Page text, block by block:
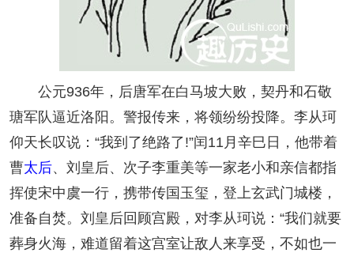
公元936年，后唐军在白马坡大败，契丹和石敬
瑭军队逼近洛阳。警报传来，将领纷纷投降。李从珂
仰天长叹说：“我到了绝路了!”闰11月辛巳日，他带着
曹太后、刘皇后、次子李重美等一家老小和亲信都指
挥使宋中虞一行，携带传国玉玺，登上玄武门城楼，
准备自焚。刘皇后回顾宫殿，对李从珂说：“我们就要
葬身火海，难道留着这宫室让敌人来享受，不如也一